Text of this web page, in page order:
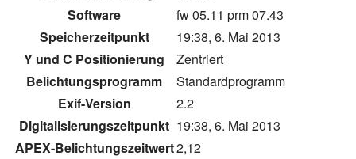
Software
fw 05.11 prm 07.43
Speicherzeitpunkt
19:38, 6. Mai 2013
Y und C Positionierung
Zentriert
Belichtungsprogramm
Standardprogramm
Exif-Version
2.2
Digitalisierungszeitpunkt 19:38, 6. Mai 2013
APEX-Belichtungszeitwert2,12